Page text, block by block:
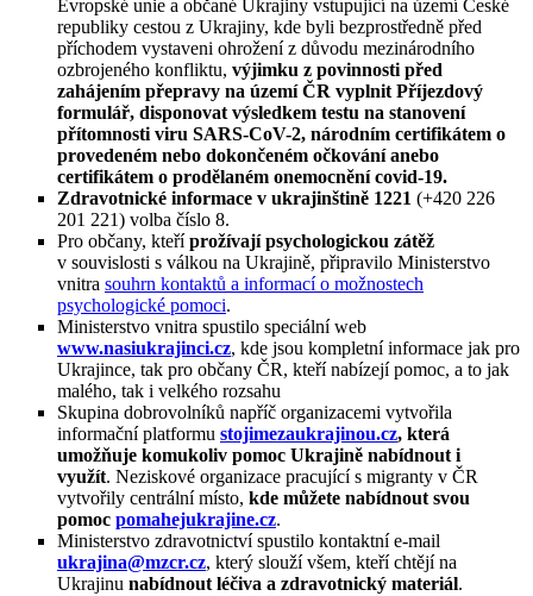
Evropské unie a občané Ukrajiny vstupující na území České
republiky cestou z Ukrajiny, kde byli bezprostředně před
příchodem vystaveni ohrožení z důvodu mezinárodního
ozbrojeného konfliktu, výjimku z povinnosti před
zahájením přepravy na území ČR vyplnit Příjezdový
formulář, disponovat výsledkem testu na stanovení
přítomnosti viru SARS-CoV-2, národním certifikátem o
provedeném nebo dokončeném očkování anebo
certifikátem o prodělaném onemocnění covid-19.
Zdravotnické informace v ukrajinštině 1221 (+420 226
201 221) volba číslo 8.
Pro občany, kteříprožívají psychologickou zátěž
v souvislosti s válkou na Ukrajině, připravilo Ministerstvo
vnitra souhrn kontaktů a informací o možnostech
psychologické pomoci.
Ministerstvo vnitra spustilo speciální web
www.nasiukrajinci.cz, kde jsou kompletní informace jak pro
Ukrajince, tak pro občany ČR, kteří nabízejí pomoc, a to jak
malého, tak i velkého rozsahu
Skupina dobrovolníků napříč organizacemi vytvořila
informační platformu stojimezaukrajinou.cz, která
umožňuje komukoliv pomoc Ukrajině nabídnout i
využít. Neziskové organizace pracující s migranty v ČR
vytvořily centrální místo, kde můžete nabídnout svou
pomoc pomahejukrajine.cz.
Ministerstvo zdravotnictví spustilo kontaktní e-mail
ukrajina@mzcr.cz, který slouží všem, kteří chtějí na
Ukrajinu nabídnout léčiva a zdravotnický materiál.